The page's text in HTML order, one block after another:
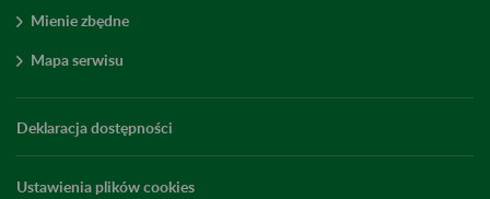
Mienie zbędne
Mapa serwisu
Deklaracja dostępności
Ustawienia plików cookies